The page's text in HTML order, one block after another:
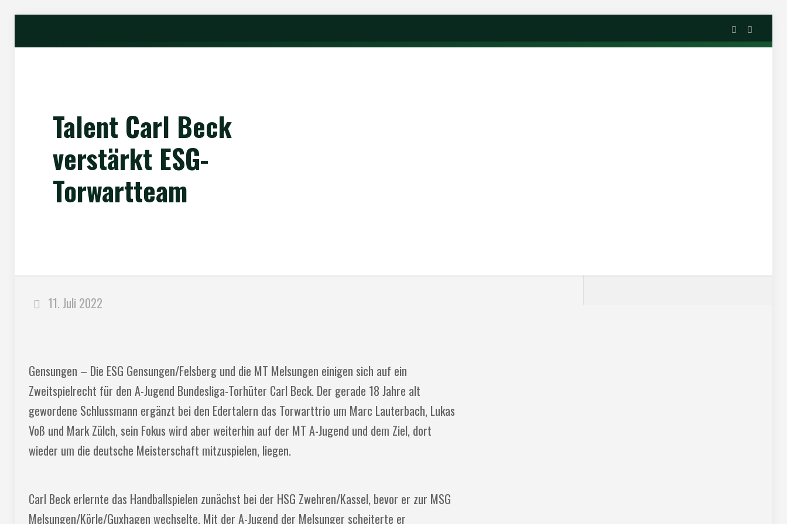
Talent Carl Beck
verstärkt ESG-
Torwartteam
11. Juli 2022
Gensungen – Die ESG Gensungen/Felsberg und die MT Melsungen einigen sich auf ein
Zweitspielrecht für den A-Jugend Bundesliga-Torhüter Carl Beck. Der gerade 18 Jahre alt
gewordene Schlussmann ergänzt bei den Edertalern das Torwarttrio um Marc Lauterbach, Lukas
Voß und Mark Zülch, sein Fokus wird aber weiterhin auf der MT A-Jugend und dem Ziel, dort
wieder um die deutsche Meisterschaft mitzuspielen, liegen.
Carl Beck erlernte das Handballspielen zunächst bei der HSG Zwehren/Kassel, bevor er zur MSG
Melsungen/Körle/Guxhagen wechselte. Mit der A-Jugend der Melsunger scheiterte er